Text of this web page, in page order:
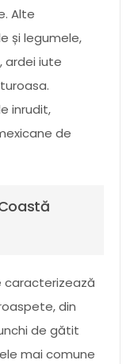
Alte
și legumele,
ardei iute
inrudit,
de
caracterizează
din
de gătit
mai comune